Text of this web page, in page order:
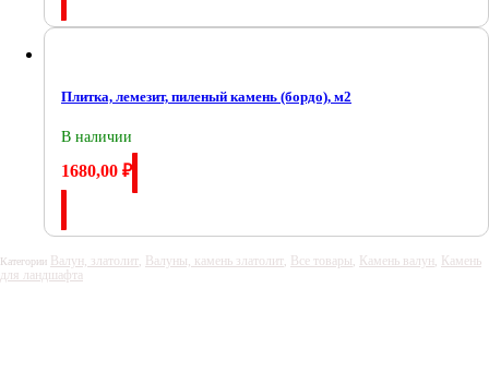
Плитка, лемезит, пиленый камень (бордо), м2
В наличии
1680,00 ₽
Категории Валун, златолит Валуны, камень златолит Все товары Камень валун
Камень
для ландшафта